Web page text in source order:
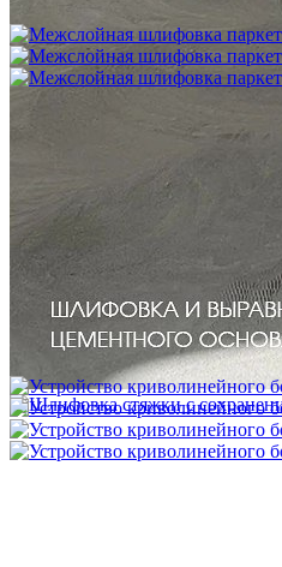
Межслойная шлифовка паркета